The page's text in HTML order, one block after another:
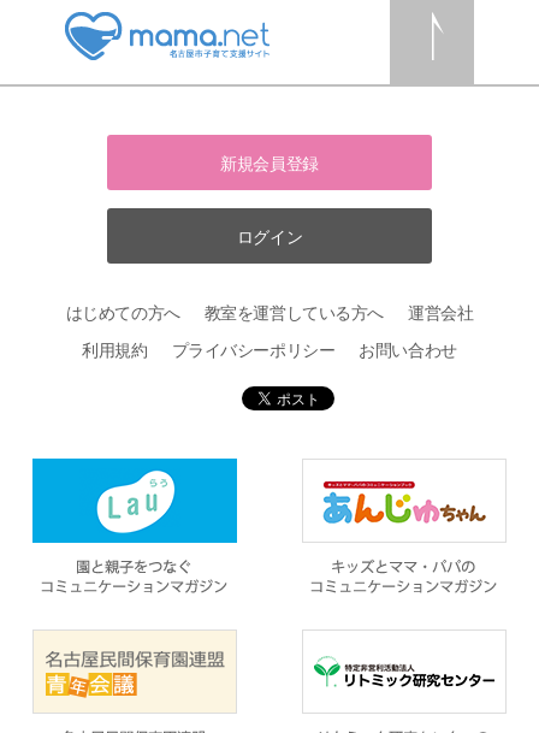
新規会員登録
ログイン
はじめての方へ 教室を運営している方へ
運営会社
利用規約
プライバシーポリシー お問い合わせ